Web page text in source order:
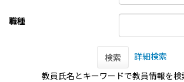
職種
検索
詳細検索
教員氏名とキーワードで教員情報を検